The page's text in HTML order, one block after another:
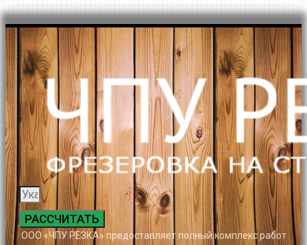
РАССЧИТАТЬ
ООО «ЧПУ РЕЗКА» предоставляет полный комплекс работ